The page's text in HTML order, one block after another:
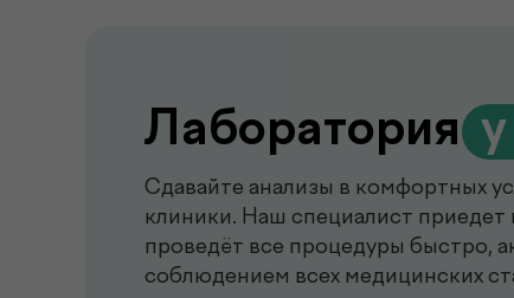
Сдавайте анализы в комфортных
клиники. Наш специалист приедет
проведёт все процедуры быстро,
соблюдением всех медицинских
Лаборатория.